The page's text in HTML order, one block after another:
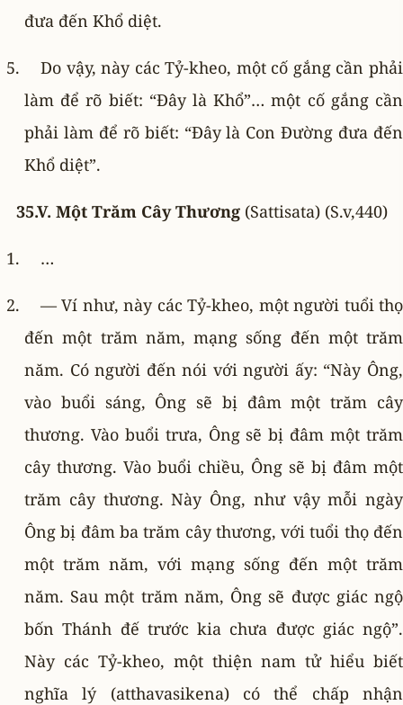
đưa đến Khổ diệt.
Do vậy, này các Tỷ-kheo, một cố gắng cần phải
làm để rõ biết: “Ðây là Khổ”… một cố gắng cần
phải làm để rõ biết: “Ðây là Con Ðường đưa đến
Khổ diệt”.
35.V. Một Trăm Cây Thương (Sattisata) (S.v,440)
…
— Ví như, này các Tỷ-kheo, một người tuổi thọ
đến một trăm năm, mạng sống đến một trăm
năm. Có người đến nói với người ấy: “Này Ông,
vào buổi sáng, Ông sẽ bị đâm một trăm cây
thương. Vào buổi trưa, Ông sẽ bị đâm một trăm
cây thương. Vào buổi chiều, Ông sẽ bị đâm một
trăm cây thương. Này Ông, như vậy mỗi ngày
Ông bị đâm ba trăm cây thương, với tuổi thọ đến
một trăm năm, với mạng sống đến một trăm
năm. Sau một trăm năm, Ông sẽ được giác ngộ
bốn Thánh đế trước kia chưa được giác ngộ”.
Này các Tỷ-kheo, một thiện nam tử hiểu biết
nghĩa lý (atthavasikena) có thể chấp nhận